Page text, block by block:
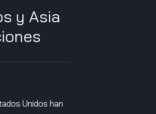
y Asia
Unidos han